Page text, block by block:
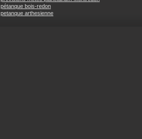
pétanque bois-redon
petanque arthesienne